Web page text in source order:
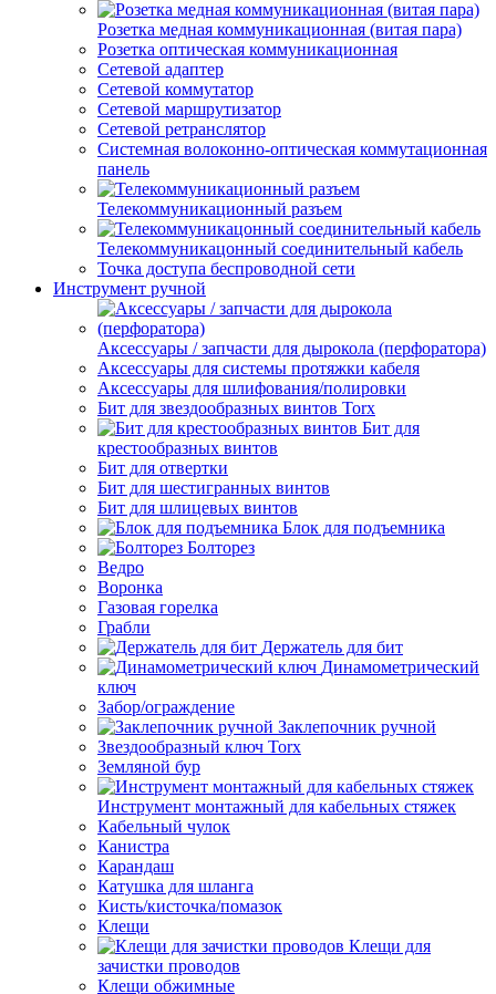
Розетка медная коммуникационная (витая пара)
Розетка оптическая коммуникационная
Сетевой адаптер
Сетевой коммутатор
Сетевой маршрутизатор
Сетевой ретранслятор
Системная волоконно-оптическая коммутационная
панель
Телекоммуникационный разъем
Телекоммуникацонный соединительный кабель
Точка доступа беспроводной сети
Инструмент ручной
Аксессуары / запчасти для дырокола (перфоратора)
Аксессуары для системы протяжки кабеля
Аксессуары для шлифования/полировки
Бит для звездообразных винтов Torx
Бит для
крестообразных винтов
Бит для отвертки
Бит для шестигранных винтов
Бит для шлицевых винтов
Блок для подъемника
Болторез
Ведро
Воронка
Газовая горелка
Грабли
Держатель для бит
Динамометрический
ключ
Забор/ограждение
Заклепочник ручной
Звездообразный ключ Torx
Земляной бур
Инструмент монтажный для кабельных стяжек
Кабельный чулок
Канистра
Карандаш
Катушка для шланга
Кисть/кисточка/помазок
Клещи
Клещи для
зачистки проводов
Клещи обжимные